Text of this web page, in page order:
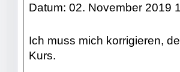
Datum: 02. November 2019
Ich muss mich korrigieren,
Kurs.